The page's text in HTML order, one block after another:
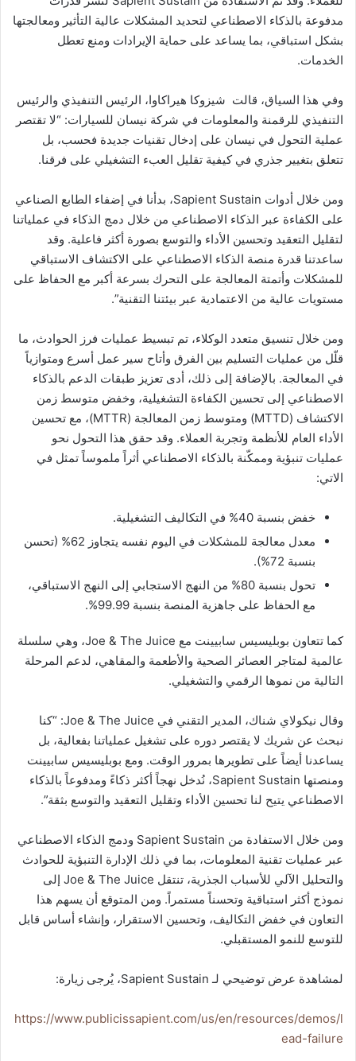
مدفوعة بالذكاء الاصطناعي لتحديد المشكلات عالية التأثير ومعالجتها
بشكل استباقي، بما يساعد على حماية الإيرادات ومنع تعطل
الخدمات.
وفي هذا السياق، قالت شيزوكا هيراكاوا، الرئيس التنفيذي والرئيس
التنفيذي للرقمنة والمعلومات في شركة نيسان للسيارات: “لا تقتصر
عملية التحول في نيسان على إدخال تقنيات جديدة فحسب، بل
تتعلق بتغيير جذري في كيفية تقليل العبء التشغيلي على فرقنا.
ومن خلال أدوات Sapient Sustain، بدأنا في إضفاء الطابع الصناعي
على الكفاءة عبر الذكاء الاصطناعي من خلال دمج الذكاء في عملياتنا
لتقليل التعقيد وتحسين الأداء والتوسع بصورة أكثر فاعلية. وقد
ساعدتنا قدرة منصة الذكاء الاصطناعي على الاكتشاف الاستباقي
للمشكلات وأتمتة المعالجة على التحرك بسرعة أكبر مع الحفاظ على
مستويات عالية من الاعتمادية عبر بيئتنا التقنية”.
ومن خلال تنسيق متعدد الوكلاء، تم تبسيط عمليات فرز الحوادث، ما
قلّل من عمليات التسليم بين الفرق وأتاح سير عمل أسرع ومتوازياً
في المعالجة. بالإضافة إلى ذلك، أدى تعزيز طبقات الدعم بالذكاء
الاصطناعي إلى تحسين الكفاءة التشغيلية، وخفض متوسط زمن
الاكتشاف (MTTD) ومتوسط زمن المعالجة (MTTR)، مع تحسين
الأداء العام للأنظمة وتجربة العملاء. وقد حقق هذا التحول نحو
عمليات تنبؤية وممكّنة بالذكاء الاصطناعي أثراً ملموساً تمثل في
الاتي:
خفض بنسبة 40% في التكاليف التشغيلية.
معدل معالجة للمشكلات في اليوم نفسه يتجاوز 62% (تحسن
بنسبة 72%).
تحول بنسبة 80% من النهج الاستجابي إلى النهج الاستباقي،
مع الحفاظ على جاهزية المنصة بنسبة 99.99%.
كما تتعاون بوبليسيس سابيينت مع Joe & The Juice، وهي سلسلة
عالمية لمتاجر العصائر الصحية والأطعمة والمقاهي، لدعم المرحلة
التالية من نموها الرقمي والتشغيلي.
وقال نيكولاي شناك، المدير التقني في Joe & The Juice: “كنا
نبحث عن شريك لا يقتصر دوره على تشغيل عملياتنا بفعالية، بل
يساعدنا أيضاً على تطويرها بمرور الوقت. ومع بوبليسيس سابيينت
ومنصتها Sapient Sustain، نُدخل نهجاً أكثر ذكاءً ومدفوعاً بالذكاء
الاصطناعي يتيح لنا تحسين الأداء وتقليل التعقيد والتوسع بثقة”.
ومن خلال الاستفادة من Sapient Sustain ودمج الذكاء الاصطناعي
عبر عمليات تقنية المعلومات، بما في ذلك الإدارة التنبؤية للحوادث
والتحليل الآلي للأسباب الجذرية، تنتقل Joe & The Juice إلى
نموذج أكثر استباقية وتحسناً مستمراً. ومن المتوقع أن يسهم هذا
التعاون في خفض التكاليف، وتحسين الاستقرار، وإنشاء أساس قابل
للتوسع للنمو المستقبلي.
لمشاهدة عرض توضيحي لـ Sapient Sustain، يُرجى زيارة:
https://www.publicissapient.com/us/en/resources/demos/l
ead-failure